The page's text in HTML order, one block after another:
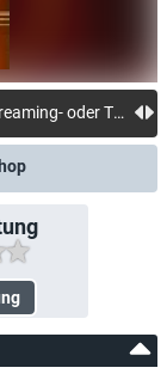
kostenlose E-Mail-Benachrichtigung bei Streaming- oder TV-Start